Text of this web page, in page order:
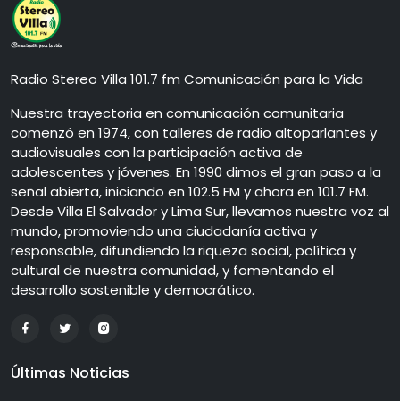
Radio Stereo Villa 101.7 fm Comunicación para la Vida
Nuestra trayectoria en comunicación comunitaria
comenzó en 1974, con talleres de radio altoparlantes y
audiovisuales con la participación activa de
adolescentes y jóvenes. En 1990 dimos el gran paso a la
señal abierta, iniciando en 102.5 FM y ahora en 101.7 FM.
Desde Villa El Salvador y Lima Sur, llevamos nuestra voz al
mundo, promoviendo una ciudadanía activa y
responsable, difundiendo la riqueza social, política y
cultural de nuestra comunidad, y fomentando el
desarrollo sostenible y democrático.
Últimas Noticias